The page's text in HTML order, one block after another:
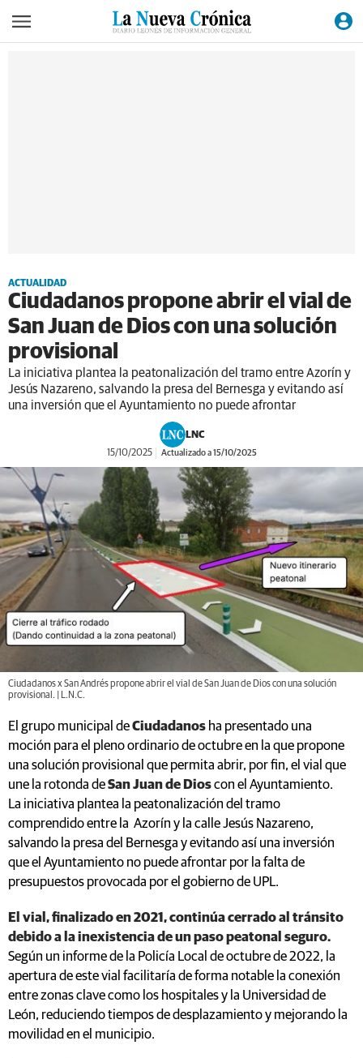
ACTUALIDAD
Ciudadanos propone abrir el vial de
San Juan de Dios con una solución
provisional
La iniciativa plantea la peatonalización del tramo entre Azorín y
Jesús Nazareno, salvando la presa del Bernesga y evitando así
una inversión que el Ayuntamiento no puede afrontar
LNC
15/10/2025 Actualizado a 15/10/2025
Ciudadanos x San Andrés propone abrir el vial de San Juan de Dios con una solución
provisional. | L.N.C.
El grupo municipal deCiudadanos ha presentado una
moción para el pleno ordinario de octubre en la que propone
una solución provisional que permita abrir, por fin, el vial que
une la rotonda deSan Juan de Dioscon el Ayuntamiento.
La iniciativa plantea la peatonalización del tramo
comprendido entre la Azorín y la calle Jesús Nazareno,
salvando la presa del Bernesga y evitando así una inversión
que el Ayuntamiento no puede afrontar por la falta de
presupuestos provocada por el gobierno de UPL.
El vial, finalizado en 2021, continúa cerrado al tránsito
debido a la inexistencia de un paso peatonal seguro.
Según un informe de la Policía Local de octubre de 2022, la
apertura de este vial facilitaría de forma notable la conexión
entre zonas clave como los hospitales y la Universidad de
León, reduciendo tiempos de desplazamiento y mejorando la
movilidad en el municipio.